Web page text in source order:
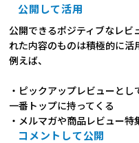
公開して活用
公開できるポジティブなレ
れた内容のものは積極的に活
例えば、
・ピックアップレビューと
一番トップに持ってくる
・メルマガや商品レビュー
コメントして公開